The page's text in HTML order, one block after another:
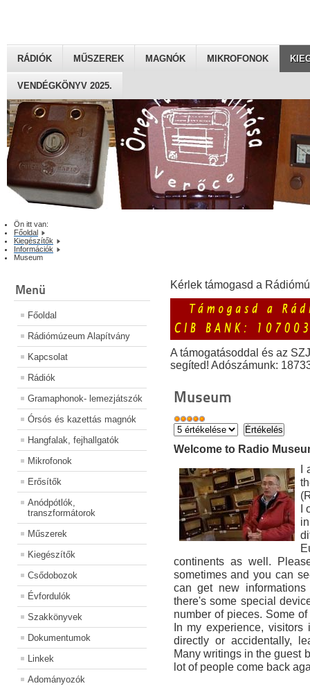
RÁDIÓK MŰSZEREK MAGNÓK MIKROFONOK
VENDÉGKÖNYV 2025.
Ön itt van:
Főoldal
Kiegészítők
Információk
Museum
Menü
Főoldal
Rádiómúzeum Alapítvány
Kapcsolat
Rádiók
Gramaphonok- lemezjátszók
Órsós és kazettás magnók
Hangfalak, fejhallgatók
Mikrofonok
Erősítők
Anódpótlók,
transzformátorok
Műszerek
Kiegészítők
Csődobozok
Évfordulók
Szakkönyvek
Dokumentumok
Linkek
Adományozók
Kérlek támogasd a
A támogatásoddal és az
segíted! Adószámunk:
Museum
Welcome to Radio
continents as well.
sometimes and you can
can get new
there's some special
number of pieces. Some
In my experience,
directly or accidentally,
Many writings in the guest
lot of people come back